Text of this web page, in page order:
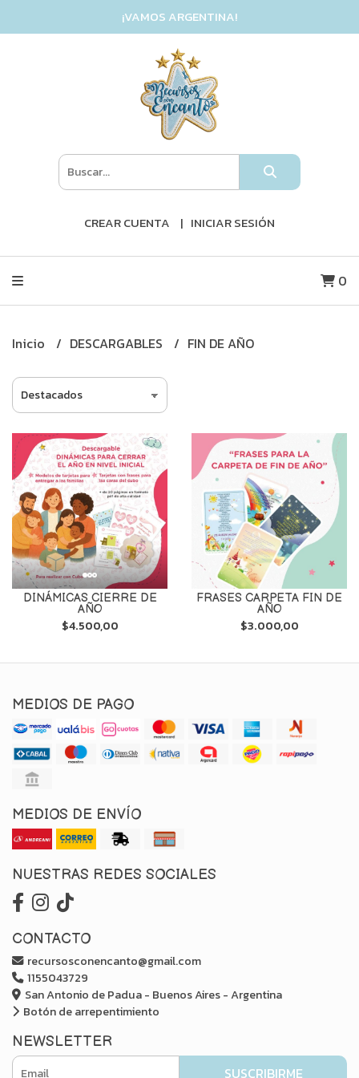
¡VAMOS ARGENTINA!
CREAR CUENTA INICIAR SESIÓN
0
Inicio DESCARGABLES FIN DE AÑO
DINÁMICAS CIERRE DE
AÑO
$4.500,00
FRASES CARPETA FIN DE
AÑO
$3.000,00
MEDIOS DE PAGO
MEDIOS DE ENVÍO
NUESTRAS REDES SOCIALES
CONTACTO
recursosconencanto@gmail.com
1155043729
San Antonio de Padua - Buenos Aires - Argentina
Botón de arrepentimiento
NEWSLETTER
SUSCRIBIRME